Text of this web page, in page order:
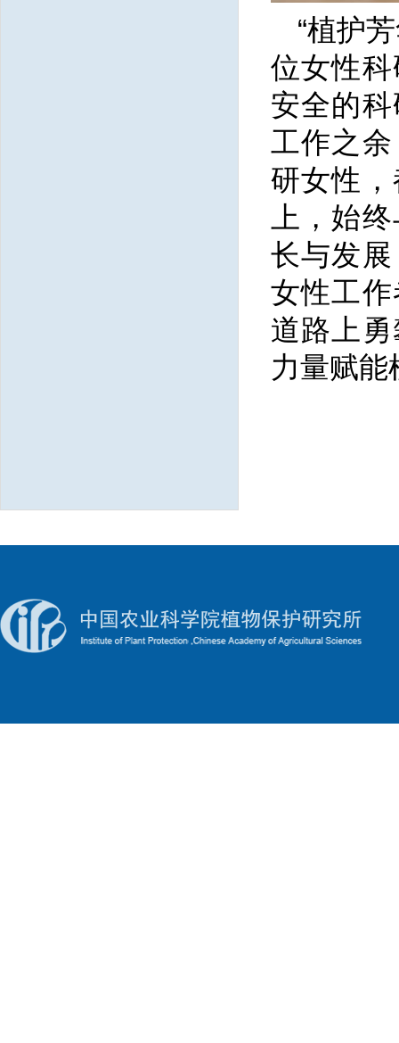
“植护
位女性
安全的
工作之
研女性
上，始
长与发
女性工
道路上
力量赋能